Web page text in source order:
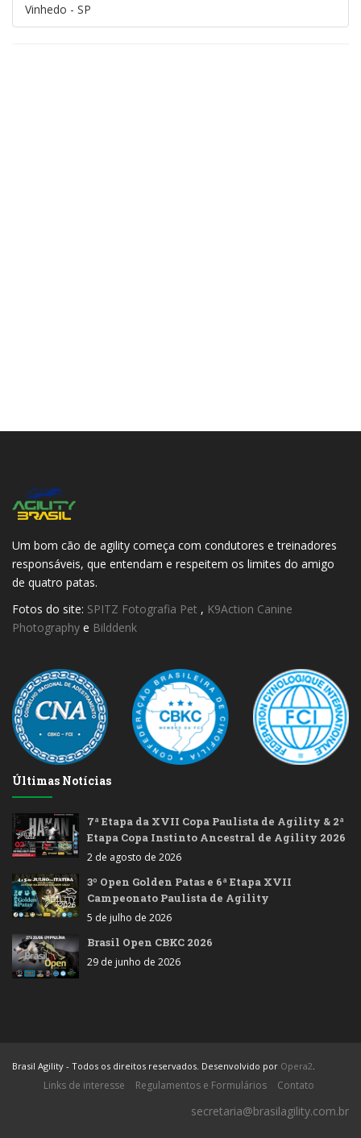
Vinhedo - SP
Um bom cão de agility começa com condutores e treinadores
responsáveis, que entendam e respeitem os limites do amigo
de quatro patas.
Fotos do site: SPITZ Fotografia Pet , K9Action Canine
Photography e Bilddenk
Últimas Notícias
7ª Etapa da XVII Copa Paulista de Agility & 2ª
Etapa Copa Instinto Ancestral de Agility 2026
2 de agosto de 2026
3º Open Golden Patas e 6ª Etapa XVII
Campeonato Paulista de Agility
5 de julho de 2026
Brasil Open CBKC 2026
29 de junho de 2026
Brasil Agility - Todos os direitos reservados. Desenvolvido por Opera2.
Links de interesse Regulamentos e Formulários Contato
secretaria@brasilagility.com.br